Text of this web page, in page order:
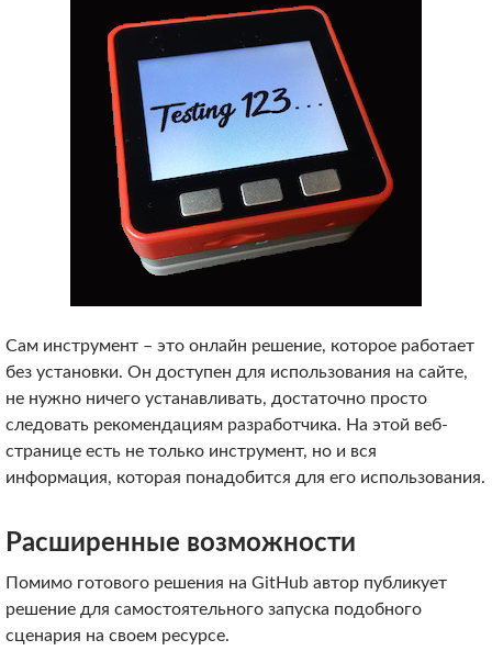
Сам инструмент – это онлайн решение, которое работает
без установки. Он доступен для использования на сайте,
не нужно ничего устанавливать, достаточно просто
следовать рекомендациям разработчика. На этой веб-
странице есть не только инструмент, но и вся
информация, которая понадобится для его использования.
Расширенные возможности
Помимо готового решения на GitHub автор публикует
решение для самостоятельного запуска подобного
сценария на своем ресурсе.